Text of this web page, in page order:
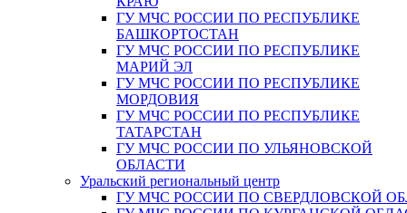
ГУ МЧС РОССИИ ПО РЕСПУБЛИКЕ
БАШКОРТОСТАН
ГУ МЧС РОССИИ ПО РЕСПУБЛИКЕ
МАРИЙ ЭЛ
ГУ МЧС РОССИИ ПО РЕСПУБЛИКЕ
МОРДОВИЯ
ГУ МЧС РОССИИ ПО РЕСПУБЛИКЕ
ТАТАРСТАН
ГУ МЧС РОССИИ ПО УЛЬЯНОВСКОЙ
ОБЛАСТИ
Уральский региональный центр
ГУ МЧС РОССИИ ПО СВЕРДЛОВСКОЙ